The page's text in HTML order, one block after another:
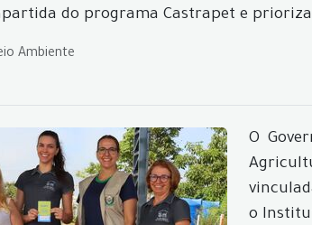
do programa Castrapet e
Ambiente
O
o